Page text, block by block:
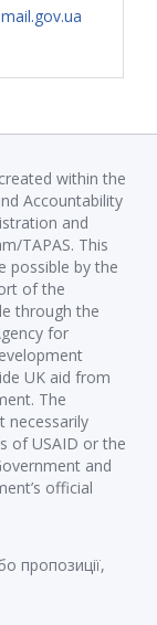
within the
Accountability
and
TAPAS. This
possible by the
of the
through the
for
UK aid from
The
necessarily
of USAID or the
and
official
пропозиції,